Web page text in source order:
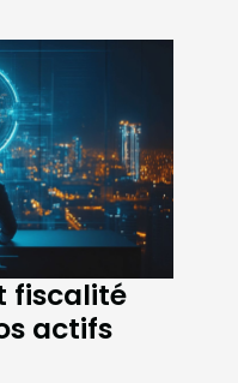
fiscalité
actifs